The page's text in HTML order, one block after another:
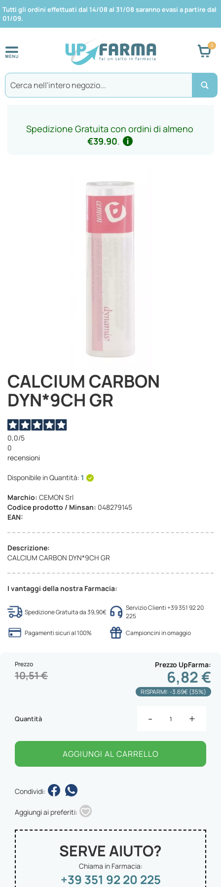
Tutti gli ordini effettuati dal 14/08 al 31/08 saranno evasi a partire dal
01/09.
Spedizione Gratuita con ordini di almeno
€39.90.
CALCIUM CARBON
DYN*9CH GR
0,0/5
0
recensioni
Disponibile in Quantità: 1
Marchio: CEMON Srl
Codice prodotto / Minsan: 048279145
EAN:
Descrizione:
CALCIUM CARBON DYN*9CH GR
I vantaggi della nostra Farmacia:
Spedizione Gratuita da 39,90€
Servizio Clienti +39 351 92 20
225
Pagamenti sicuri al 100%
Campioncini in omaggio
Prezzo UpFarma
6,82 €
Prezzo
10,51 €
RISPARMI: -3.69€ (35%)
Quantità - +
AGGIUNGI AL CARRELLO
Condividi:
Aggiungi ai preferiti:
SERVE AIUTO?
Chiama in Farmacia:
+39 351 92 20 225
Vai
all'inizio
della
galleria
immagini